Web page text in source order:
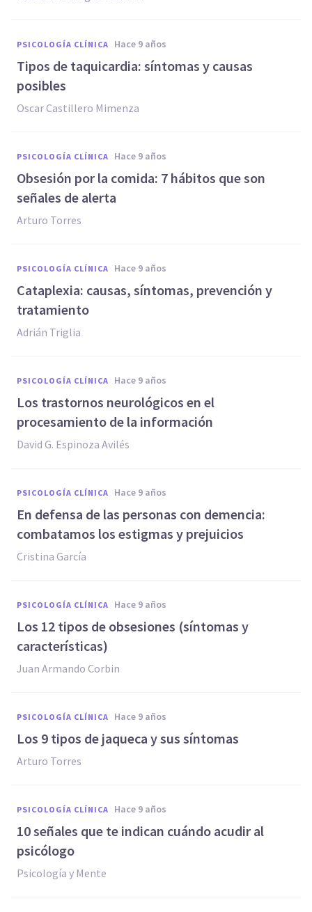
PSICOLOGÍA CLÍNICA hace 9 años
Tipos de taquicardia: síntomas y causas
posibles
Oscar Castillero Mimenza
PSICOLOGÍA CLÍNICA hace 9 años
​Obsesión por la comida: 7 hábitos que son
señales de alerta
Arturo Torres
PSICOLOGÍA CLÍNICA hace 9 años
Cataplexia: causas, síntomas, prevención y
tratamiento
Adrián Triglia
PSICOLOGÍA CLÍNICA hace 9 años
Los trastornos neurológicos en el
procesamiento de la información
David G. Espinoza Avilés
PSICOLOGÍA CLÍNICA hace 9 años
En defensa de las personas con demencia:
combatamos los estigmas y prejuicios
Cristina García
PSICOLOGÍA CLÍNICA hace 9 años
​Los 12 tipos de obsesiones (síntomas y
características)
Juan Armando Corbin
PSICOLOGÍA CLÍNICA hace 9 años
Los 9 tipos de jaqueca y sus síntomas
Arturo Torres
PSICOLOGÍA CLÍNICA hace 9 años
​10 señales que te indican cuándo acudir al
psicólogo
Psicología y Mente